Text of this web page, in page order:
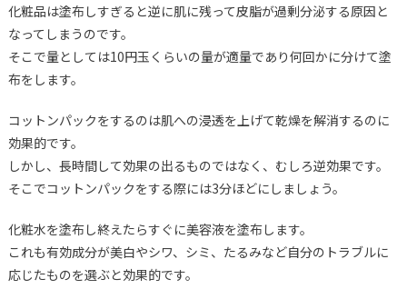
化粧品は塗布しすぎると逆に肌に残って皮脂が過剰分泌する原因と
なってしまうのです。
そこで量としては10円玉くらいの量が適量であり何回かに分けて塗
布をします。
コットンパックをするのは肌への浸透を上げて乾燥を解消するのに
効果的です。
しかし、長時間して効果の出るものではなく、むしろ逆効果です。
そこでコットンパックをする際には3分ほどにしましょう。
化粧水を塗布し終えたらすぐに美容液を塗布します。
これも有効成分が美白やシワ、シミ、たるみなど自分のトラブルに
応じたものを選ぶと効果的です。